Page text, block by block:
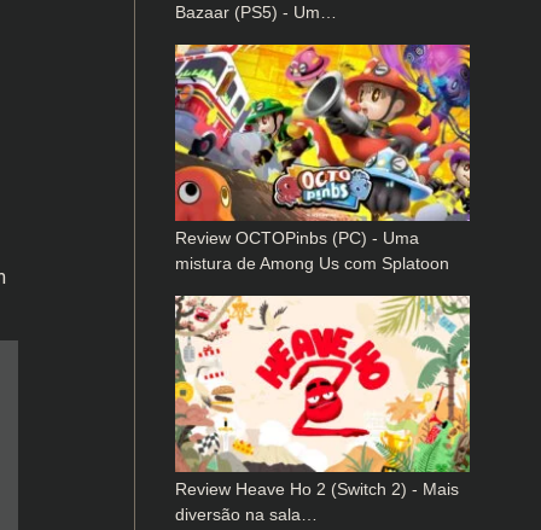
Bazaar (PS5) - Um…
Review OCTOPinbs (PC) - Uma
mistura de Among Us com Splatoon
Review Heave Ho 2 (Switch 2) - Mais
diversão na sala…